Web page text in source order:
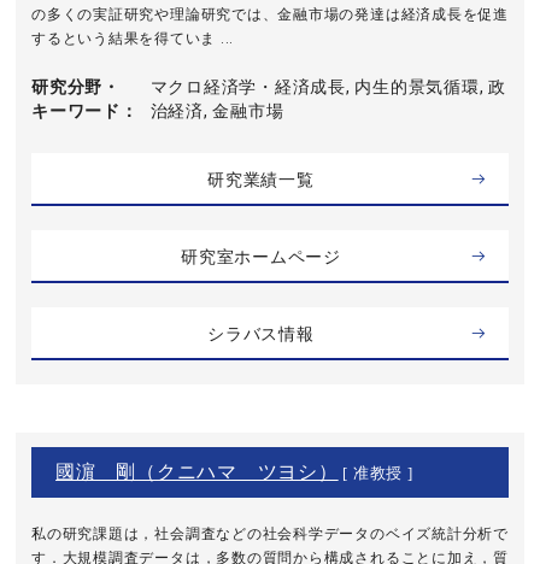
の多くの実証研究や理論研究では、金融市場の発達は経済成長を促進
するという結果を得ていま ...
研究分野・
キーワード
マクロ経済学・経済成長, 内生的景気循環, 政
治経済, 金融市場
研究業績一覧
研究室ホームページ
シラバス情報
國濵 剛（クニハマ ツヨシ） [ 准教授 ]
私の研究課題は，社会調査などの社会科学データのベイズ統計分析で
す．大規模調査データは，多数の質問から構成されることに加え，質